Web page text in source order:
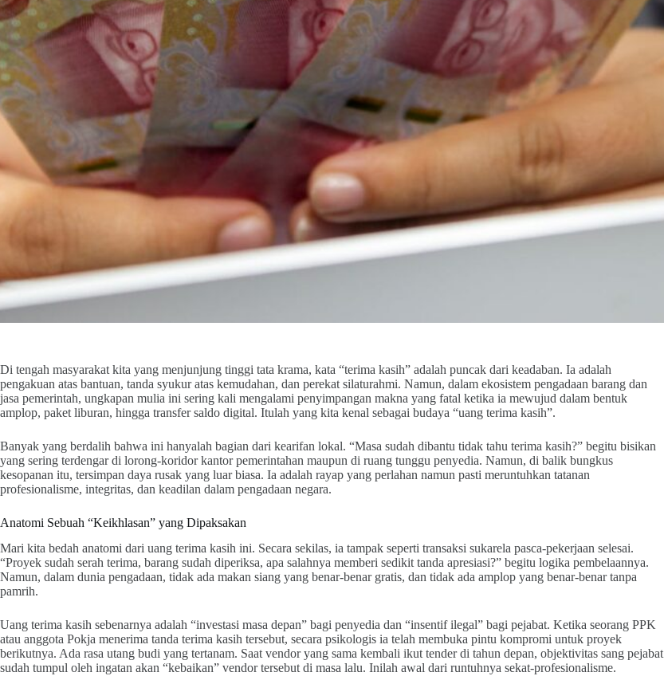
Di tengah masyarakat kita yang menjunjung tinggi tata krama, kata “terima kasih” adalah puncak dari keadaban. Ia adalah
pengakuan atas bantuan, tanda syukur atas kemudahan, dan perekat silaturahmi. Namun, dalam ekosistem pengadaan barang dan
jasa pemerintah, ungkapan mulia ini sering kali mengalami penyimpangan makna yang fatal ketika ia mewujud dalam bentuk
amplop, paket liburan, hingga transfer saldo digital. Itulah yang kita kenal sebagai budaya “uang terima kasih”.
Banyak yang berdalih bahwa ini hanyalah bagian dari kearifan lokal. “Masa sudah dibantu tidak tahu terima kasih?” begitu bisikan
yang sering terdengar di lorong-koridor kantor pemerintahan maupun di ruang tunggu penyedia. Namun, di balik bungkus
kesopanan itu, tersimpan daya rusak yang luar biasa. Ia adalah rayap yang perlahan namun pasti meruntuhkan tatanan
profesionalisme, integritas, dan keadilan dalam pengadaan negara.
Anatomi Sebuah “Keikhlasan” yang Dipaksakan
Mari kita bedah anatomi dari uang terima kasih ini. Secara sekilas, ia tampak seperti transaksi sukarela pasca-pekerjaan selesai.
“Proyek sudah serah terima, barang sudah diperiksa, apa salahnya memberi sedikit tanda apresiasi?” begitu logika pembelaannya.
Namun, dalam dunia pengadaan, tidak ada makan siang yang benar-benar gratis, dan tidak ada amplop yang benar-benar tanpa
pamrih.
Uang terima kasih sebenarnya adalah “investasi masa depan” bagi penyedia dan “insentif ilegal” bagi pejabat. Ketika seorang PPK
atau anggota Pokja menerima tanda terima kasih tersebut, secara psikologis ia telah membuka pintu kompromi untuk proyek
berikutnya. Ada rasa utang budi yang tertanam. Saat vendor yang sama kembali ikut tender di tahun depan, objektivitas sang pejabat
sudah tumpul oleh ingatan akan “kebaikan” vendor tersebut di masa lalu. Inilah awal dari runtuhnya sekat-profesionalisme.